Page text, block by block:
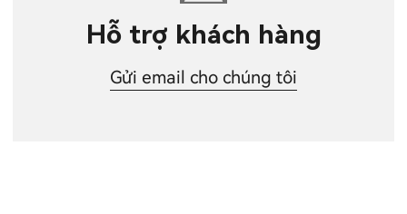
Hỗ trợ khách hàng
Gửi email cho chúng tôi